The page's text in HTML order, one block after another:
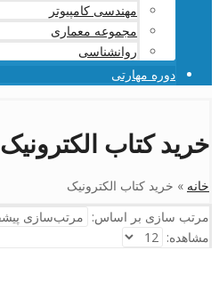
مهندسی کامپیوتر
مجموعه معماری
روانشناسی
دوره مهارتی
خرید کتاب الکترونیک
خانه » خرید کتاب الکترونیک
مرتب سازی بر اساس:
مشاهده: